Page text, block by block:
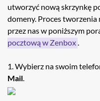
utworzyć nową skrzynkę
domeny. Proces
przez nas w poniższym
pocztową w Zenbox.
1. Wybierz na swoim
Mail.